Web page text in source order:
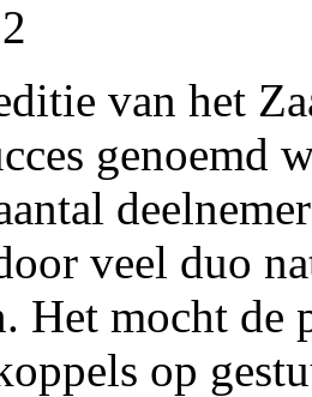
van het
genoemd
veel duo
Het mocht
op